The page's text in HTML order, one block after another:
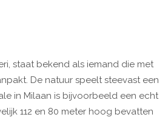
staat bekend als iemand die met
De natuur speelt steevast een
in Milaan is bijvoorbeeld een echt
112 en 80 meter hoog bevatten